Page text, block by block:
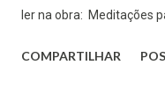
ler na obra: Meditações
Thiago Maria Cristini,
COMPARTILHAR